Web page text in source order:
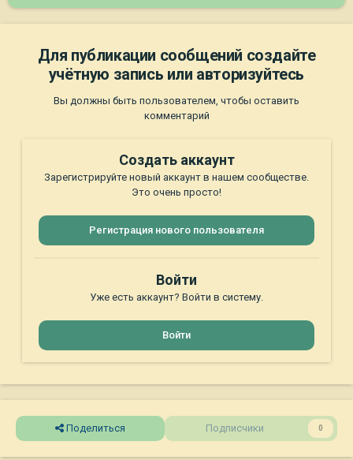
Для публикации сообщений создайте
учётную запись или авторизуйтесь
Вы должны быть пользователем, чтобы оставить
комментарий
Создать аккаунт
Зарегистрируйте новый аккаунт в нашем сообществе.
Это очень просто!
Регистрация нового пользователя
Войти
Уже есть аккаунт? Войти в систему.
Войти
Поделиться Подписчики 0